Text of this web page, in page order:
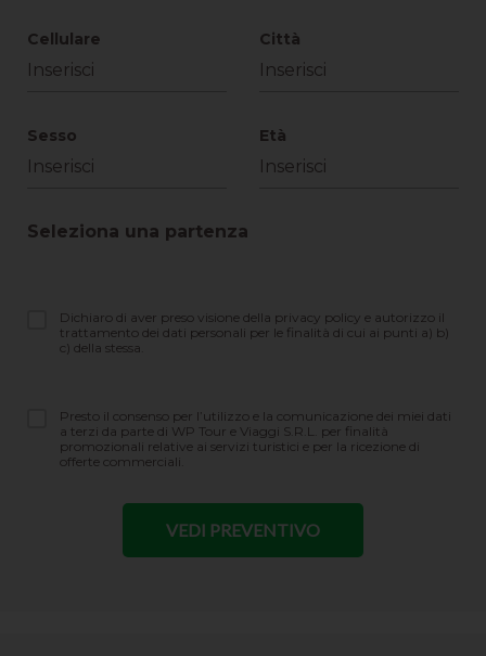
Cellulare Città
Sesso Età
Seleziona una partenza
Dichiaro di aver preso visione della privacy policy e autorizzo il
trattamento dei dati personali per le finalità di cui ai punti a) b)
c) della stessa.
Presto il consenso per l’utilizzo e la comunicazione dei miei dati
a terzi da parte di WP Tour e Viaggi S.R.L. per finalità
promozionali relative ai servizi turistici e per la ricezione di
offerte commerciali.